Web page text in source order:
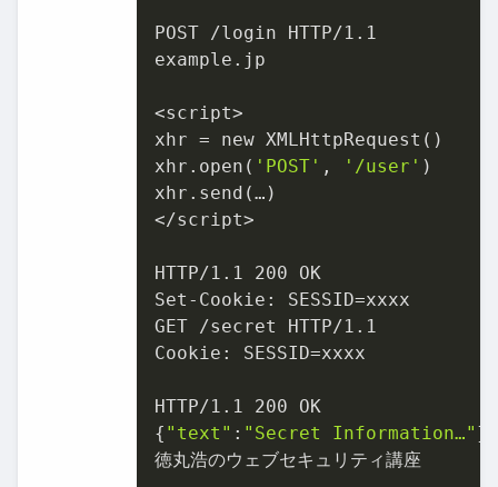
POST /login HTTP/1.1
example.jp
<script>
xhr = new XMLHttpRequest()
xhr.open( 'POST' , '/user' )
xhr.send(…)
</script>
HTTP/1.1 200 OK
Set-Cookie: SESSID=xxxx
GET /secret HTTP/1.1
Cookie: SESSID=xxxx
HTTP/1.1 200 OK
{ "text" : "Secret Information…" }
徳丸浩のウェブセキュリティ講座